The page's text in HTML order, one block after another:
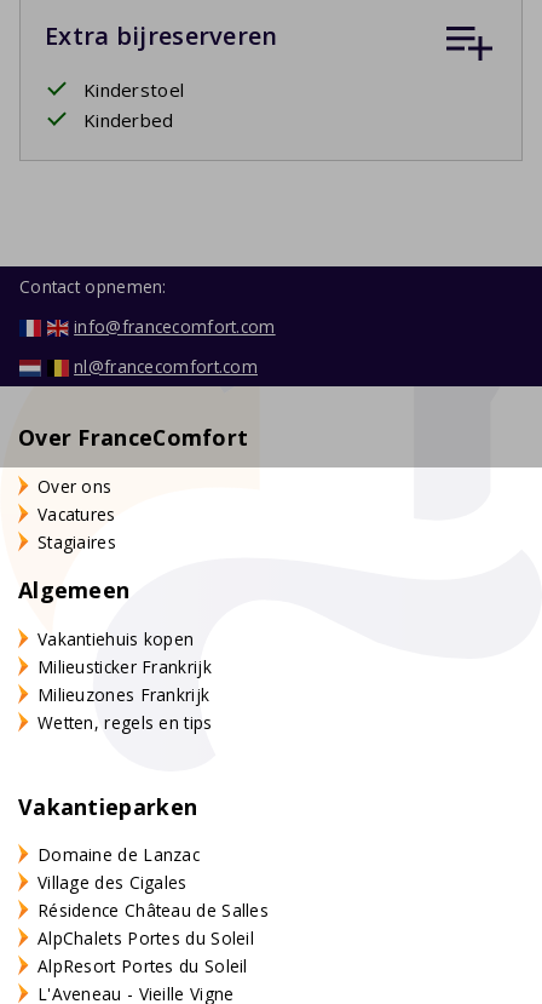
Extra bijreserveren
Kinderstoel
Kinderbed
Contact opnemen:
info@francecomfort.com
nl@francecomfort.com
Over FranceComfort
Over ons
Vacatures
Stagiaires
Algemeen
Vakantiehuis kopen
Milieusticker Frankrijk
Milieuzones Frankrijk
Wetten, regels en tips
Vakantieparken
Domaine de Lanzac
Village des Cigales
Résidence Château de Salles
AlpChalets Portes du Soleil
AlpResort Portes du Soleil
L'Aveneau - Vieille Vigne